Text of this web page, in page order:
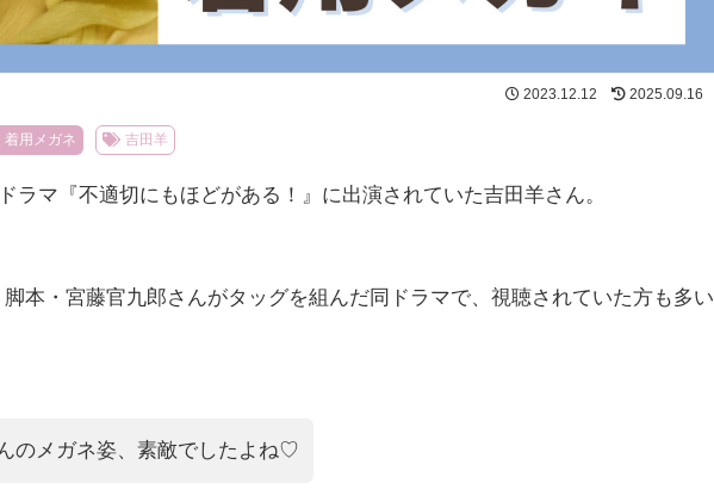
2023.12.12 2025.09.16
着用メガネ 吉田羊
ラマ『不適切にもほどがある！』に出演されていた吉田羊さん。
本・宮藤官九郎さんがタッグを組んだ同ドラマで、視聴されていた方も多い
のメガネ姿、素敵でしたよね♡